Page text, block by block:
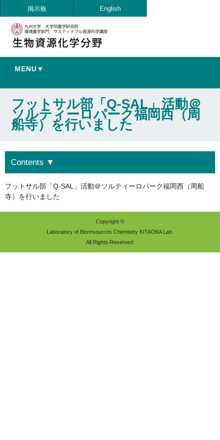
掲示板 English
MENU▼
フットサル部「Q-SAL」活動＠
ソルティーロパーク福岡西（周
船寺）を行いました
フットサル部「Q-SAL」活動＠ソルティーロパーク福岡西（周船
寺）を行いました
Contents ▼
Copyright ©
Laboratory of Bioresources Chemistry KITAOKA Lab.
All Rights Reserved.